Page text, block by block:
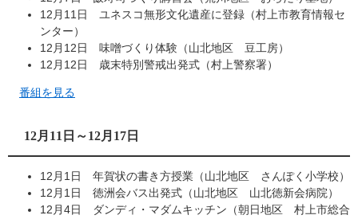
12月11日 ユネスコ無形文化遺産に登録（村上市教育情報セ
ンター）
12月12日 味噌づくり体験（山北地区 豆工房）
12月12日 歳末特別警戒出発式（村上警察署）
番組を見る
12月11日～12月17日
12月1日 年賀状の書き方授業（山北地区 さんぽく小学校）
12月1日 徳洲会バス出発式（山北地区 山北徳新会病院）
12月4日 ダンディ・マダムキッチン（朝日地区 村上市総合